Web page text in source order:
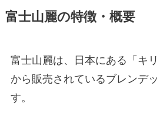
富士山麗の特徴・概要
富士山麗は、日本にある「キリ
から販売されているブレンデ
す。